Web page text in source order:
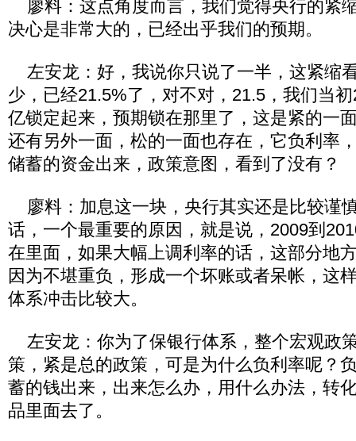
廖料：这点角度而言，我们觉得央行的紧
决心是非常大的，已经出乎我们的预期。
左安龙：好，我说你只说了一半，这紧缩
少，已经21.5%了，对不对，21.5，我们当
亿锁定起来，预期锁在那里了，这是紧的一
还有另外一面，松的一面也存在，它负利率
储蓄的资金出来，政策意图，看到了没有？
廖料：加息这一块，央行其实还是比较谨
话，一个最重要的原因，就是说，2009到
在里面，如果大幅上调利率的话，这部分地
因为不堪重负，形成一个坏账或者呆帐，这
体系冲击比较大。
左安龙：你为了保银行体系，整个宏观政
策，紧是总的政策，可是为什么负利率呢？
蓄的钱出来，出来怎么办，用什么办法，转
品里面去了。